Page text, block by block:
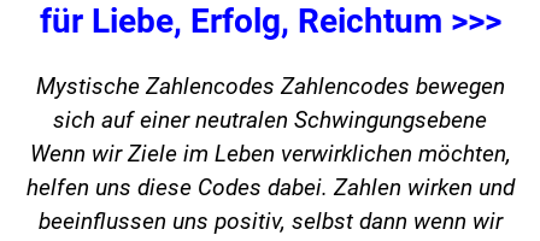
für Liebe, Erfolg, Reichtum >>>
Mystische Zahlencodes Zahlencodes bewegen
sich auf einer neutralen Schwingungsebene
Wenn wir Ziele im Leben verwirklichen möchten,
helfen uns diese Codes dabei. Zahlen wirken und
beeinflussen uns positiv, selbst dann wenn wir